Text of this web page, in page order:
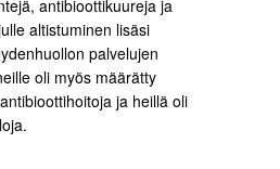
antibioottikuureja ja
altistuminen lisäsi
palvelujen
oli myös määrätty
ja heillä oli